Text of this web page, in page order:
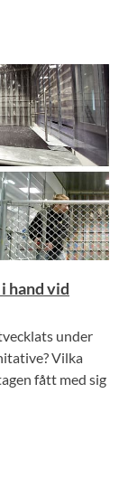
hand vid
under
Vilka
fått med sig